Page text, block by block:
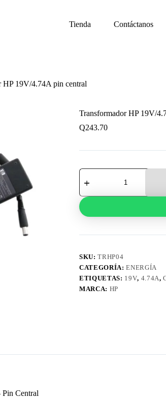
Tienda Contáctanos
HP 19V/4.74A pin central
Transformador HP 19V/
Q243.70
Transformador
HP
pin
central
cantidad
SKU:TRHP04
CATEGORÍA:ENERGÍA
ETIQUETAS: 19V, 4.74A,
MARCA: HP
Central